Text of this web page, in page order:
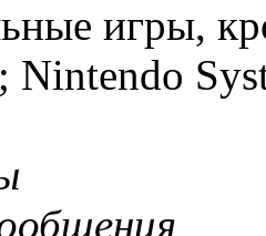
игры,
Nintendo